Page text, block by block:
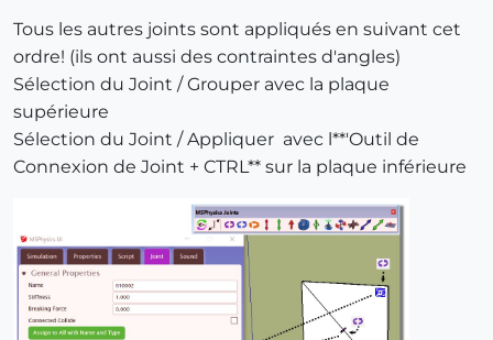
Tous les autres joints sont appliqués en suivant cet
ordre! (ils ont aussi des contraintes d'angles)
Sélection du Joint / Grouper avec la plaque
supérieure
Sélection du Joint / Appliquer avec l**'Outil de
Connexion de Joint + CTRL** sur la plaque inférieure